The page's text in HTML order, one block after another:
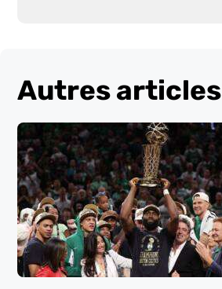
Autres articles